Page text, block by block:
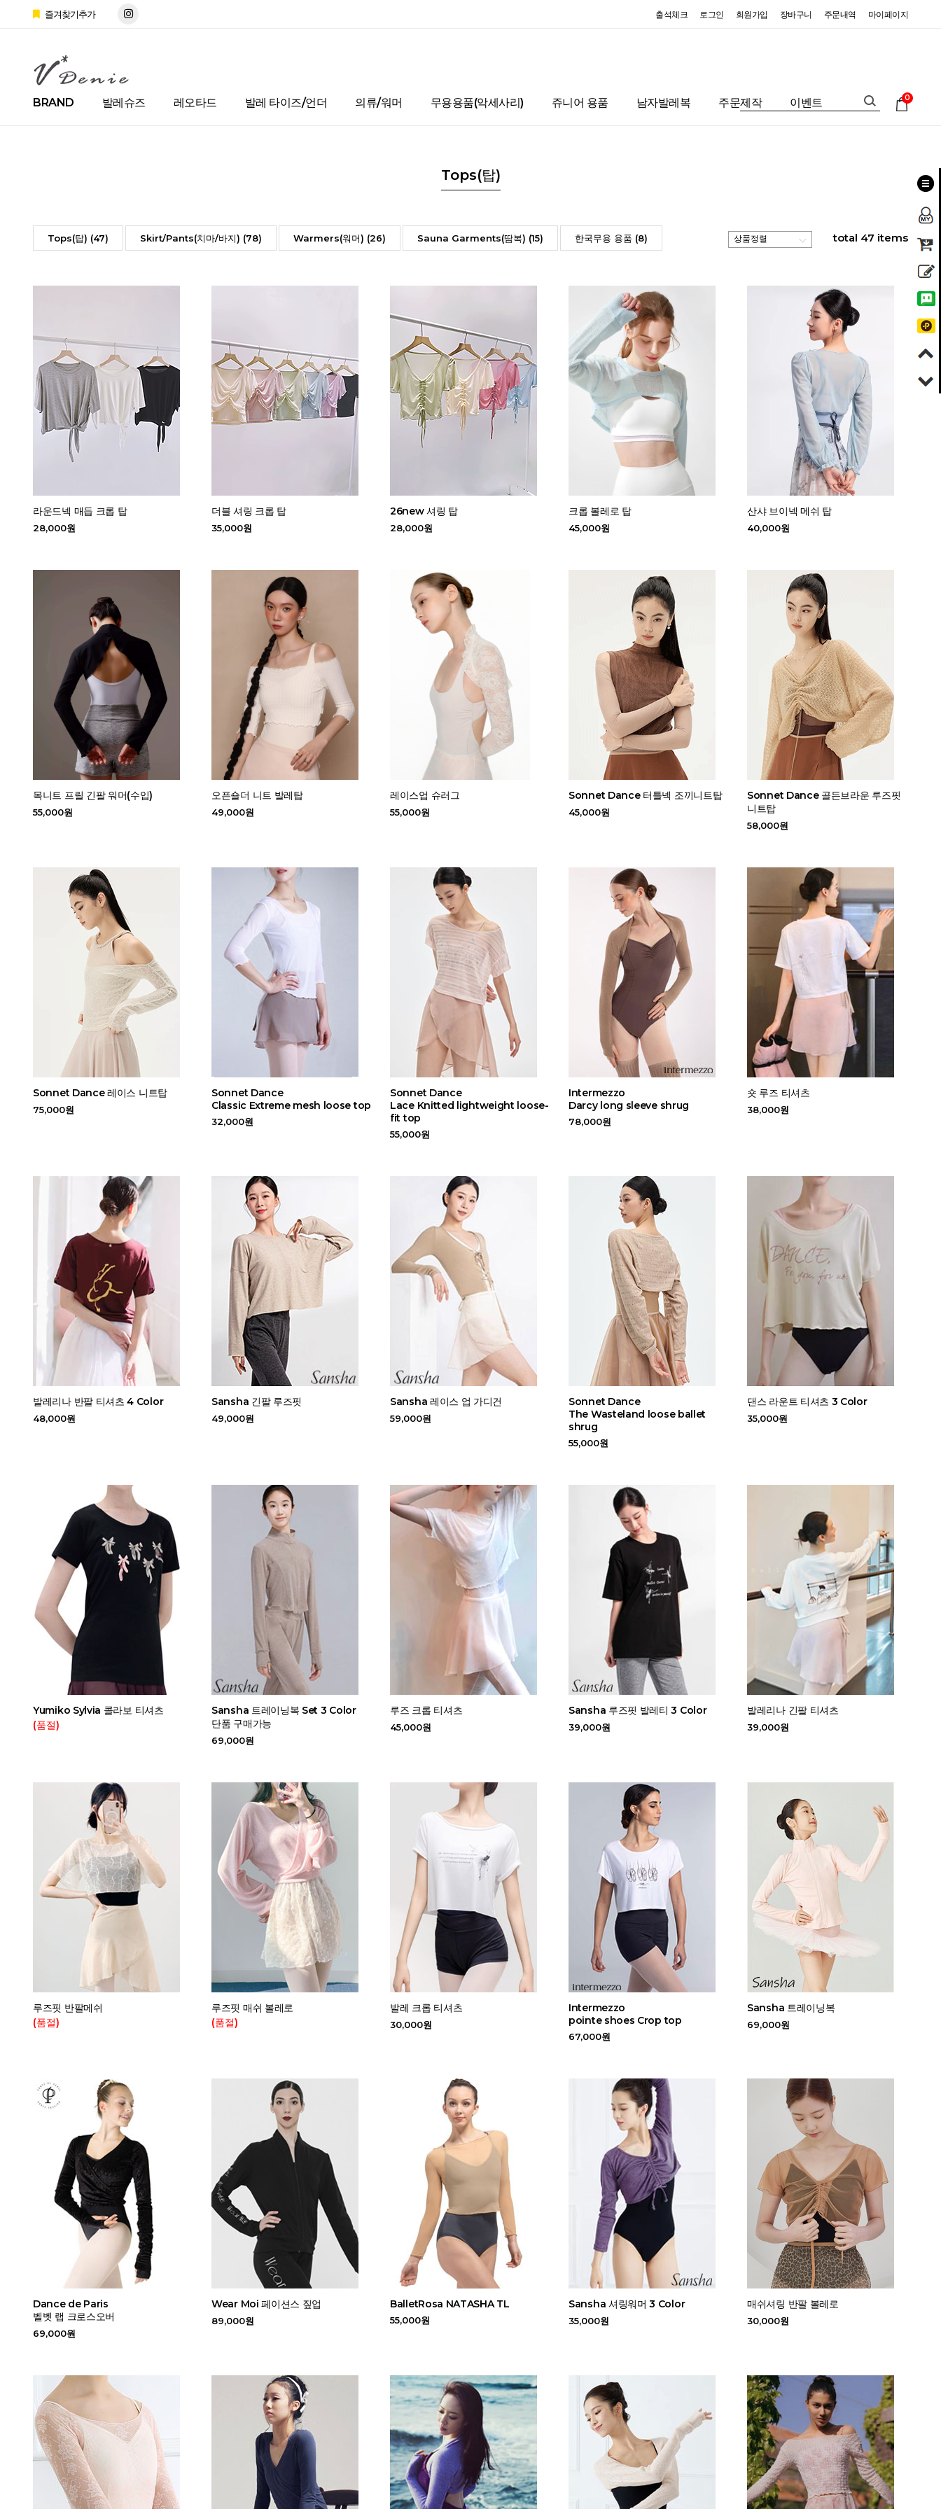
즐겨찾기추가 출석체크 로그인 회원가입 장바구니 주문내역 마이페이지
BRAND 발레슈즈 레오타드 발레 타이즈/언더 의류/워머 무용용품(악세사리) 쥬니어 용품 남자발레복 주문제작 이벤트 0
Tops(탑)
Tops(탑) (47) Skirt/Pants(치마/바지) (78) Warmers(워머) (26) Sauna Garments(땀복) (15) 한국무용 용품 (8) total 47 items
라운드넥 매듭 크롭 탑
28,000원
더블 셔링 크롭 탑
35,000원
26new 셔링 탑
28,000원
크롭 볼레로 탑
45,000원
산샤 브이넥 메쉬 탑
40,000원
목니트 프릴 긴팔 워머(수입)
55,000원
오픈숄더 니트 발레탑
49,000원
레이스업 슈러그
55,000원
Sonnet Dance 터틀넥 조끼니트탑
45,000원
Sonnet Dance 골든브라운 루즈핏
니트탑
58,000원
Sonnet Dance 레이스 니트탑
75,000원
Sonnet Dance
Classic Extreme mesh loose top
32,000원
Sonnet Dance
Lace Knitted lightweight loose-
fit top
55,000원
Intermezzo
Darcy long sleeve shrug
78,000원
숏 루즈 티셔츠
38,000원
발레리나 반팔 티셔츠 4 Color
48,000원
Sansha 긴팔 루즈핏
49,000원
Sansha 레이스 업 가디건
59,000원
Sonnet Dance
The Wasteland loose ballet
shrug
55,000원
댄스 라운트 티셔츠 3 Color
35,000원
Yumiko Sylvia 콜라보 티셔츠
(품절)
Sansha 트레이닝복 Set 3 Color
단품 구매가능
69,000원
루즈 크롭 티셔츠
45,000원
Sansha 루즈핏 발레티 3 Color
39,000원
발레리나 긴팔 티셔츠
39,000원
루즈핏 반팔메쉬
(품절)
루즈핏 매쉬 볼레로
(품절)
발레 크롭 티셔츠
30,000원
Intermezzo
pointe shoes Crop top
67,000원
Sansha 트레이닝복
69,000원
Dance de Paris
벨벳 랩 크로스오버
69,000원
Wear Moi 페이션스 짚업
89,000원
BalletRosa NATASHA TL
55,000원
Sansha 셔링워머 3 Color
35,000원
매쉬셔링 반팔 볼레로
30,000원